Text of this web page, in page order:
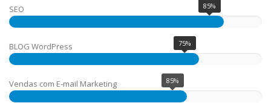
SEO 85%
BLOG WordPress 75%
Vendas com E-mail Marketing